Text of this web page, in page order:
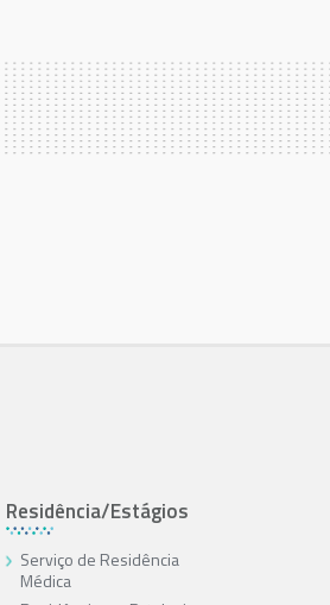
Residência/Estágios
Serviço de Residência
Médica